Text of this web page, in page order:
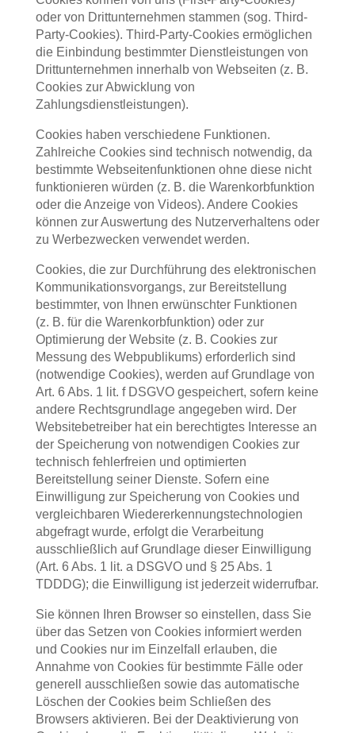
oder von Drittunternehmen stammen (sog. Third-
Party-Cookies). Third-Party-Cookies ermöglichen
die Einbindung bestimmter Dienstleistungen von
Drittunternehmen innerhalb von Webseiten (z. B.
Cookies zur Abwicklung von
Zahlungsdienstleistungen).
Cookies haben verschiedene Funktionen.
Zahlreiche Cookies sind technisch notwendig, da
bestimmte Webseitenfunktionen ohne diese nicht
funktionieren würden (z. B. die Warenkorbfunktion
oder die Anzeige von Videos). Andere Cookies
können zur Auswertung des Nutzerverhaltens oder
zu Werbezwecken verwendet werden.
Cookies, die zur Durchführung des elektronischen
Kommunikationsvorgangs, zur Bereitstellung
bestimmter, von Ihnen erwünschter Funktionen
(z. B. für die Warenkorbfunktion) oder zur
Optimierung der Website (z. B. Cookies zur
Messung des Webpublikums) erforderlich sind
(notwendige Cookies), werden auf Grundlage von
Art. 6 Abs. 1 lit. f DSGVO gespeichert, sofern keine
andere Rechtsgrundlage angegeben wird. Der
Websitebetreiber hat ein berechtigtes Interesse an
der Speicherung von notwendigen Cookies zur
technisch fehlerfreien und optimierten
Bereitstellung seiner Dienste. Sofern eine
Einwilligung zur Speicherung von Cookies und
vergleichbaren Wiedererkennungstechnologien
abgefragt wurde, erfolgt die Verarbeitung
ausschließlich auf Grundlage dieser Einwilligung
(Art. 6 Abs. 1 lit. a DSGVO und § 25 Abs. 1
TDDDG); die Einwilligung ist jederzeit widerrufbar.
Sie können Ihren Browser so einstellen, dass Sie
über das Setzen von Cookies informiert werden
und Cookies nur im Einzelfall erlauben, die
Annahme von Cookies für bestimmte Fälle oder
generell ausschließen sowie das automatische
Löschen der Cookies beim Schließen des
Browsers aktivieren. Bei der Deaktivierung von